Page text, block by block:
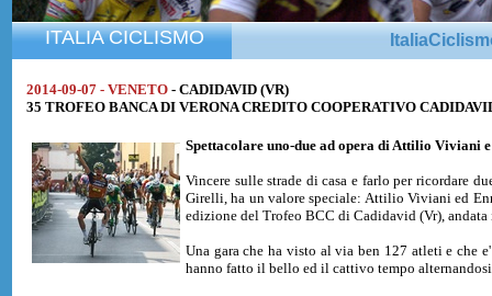
ITALIA CICLISMO
2014-09-07 - VENETO - CADIDAVID (VR)
35 TROFEO BANCA DI VERONA CREDITO COOPERATIVO
Spettacolare uno-due ad opera diAttilio Viviani
Vincere sulle strade di casa e farlo per ricordare
Girelli, ha un valore speciale: Attilio Viviani ed
edizione del Trofeo BCC di Cadidavid (Vr),
Una gara che ha visto al via ben 127 atleti e che
hanno fatto il bello ed il cattivo tempo